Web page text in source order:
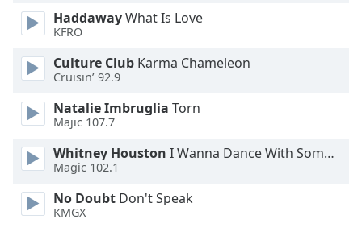
Font
Size
Text
Edge
Style
Font
HaddawayWhat Is Love
KFRO
Culture Club Karma Chameleon
Cruisin’ 92.9
Natalie Imbruglia Torn
Majic 107.7
Whitney Houston I Wanna Dance With Somebody
Magic 102.1
No Doubt Don't Speak
KMGX